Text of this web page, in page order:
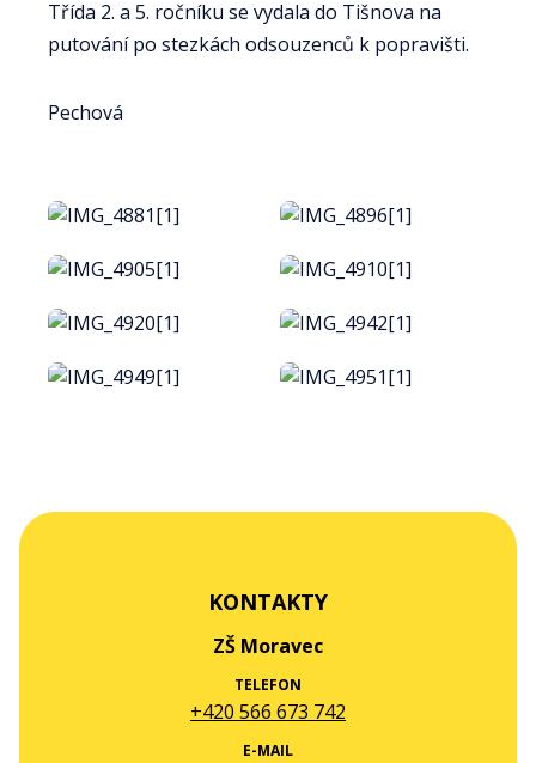
Třída 2. a 5. ročníku se vydala do Tišnova na
putování po stezkách odsouzenců k popravišti.
Pechová
KONTAKTY
ZŠ Moravec
TELEFON
+420 566 673 742
E-MAIL